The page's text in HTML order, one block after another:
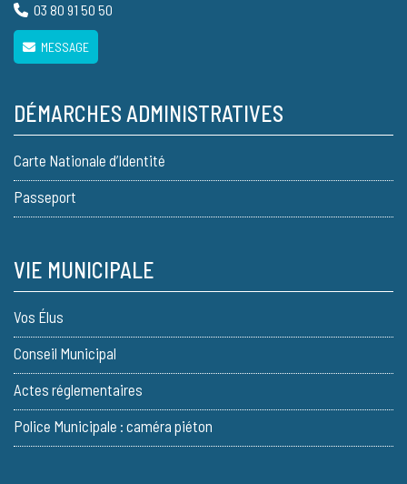
03 80 91 50 50
MESSAGE
DÉMARCHES ADMINISTRATIVES
Carte Nationale d’Identité
Passeport
VIE MUNICIPALE
Vos Élus
Conseil Municipal
Actes réglementaires
Police Municipale : caméra piéton